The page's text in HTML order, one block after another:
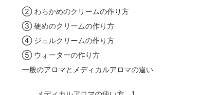
② わらかめのクリームの作り方
③ 硬めのクリームの作り方
④ ジェルクリームの作り方
⑤ ウォーターの作り方
一般のアロマとメディカルアロマの違い